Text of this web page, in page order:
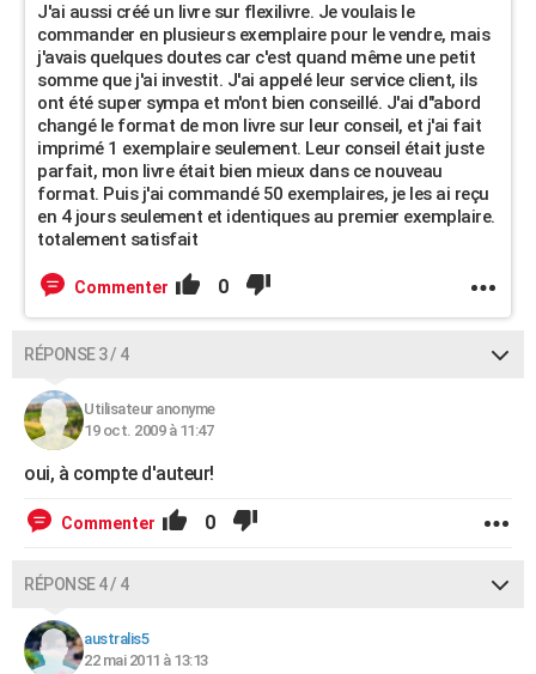
J'ai aussi créé un livre sur flexilivre. Je voulais le
commander en plusieurs exemplaire pour le vendre, mais
j'avais quelques doutes car c'est quand même une petit
somme que j'ai investit. J'ai appelé leur service client, ils
ont été super sympa et m'ont bien conseillé. J'ai d"abord
changé le format de mon livre sur leur conseil, et j'ai fait
imprimé 1 exemplaire seulement. Leur conseil était juste
parfait, mon livre était bien mieux dans ce nouveau
format. Puis j'ai commandé 50 exemplaires, je les ai reçu
en 4 jours seulement et identiques au premier exemplaire.
totalement satisfait
Commenter 0
RÉPONSE 3 / 4
Utilisateur anonyme
19 oct. 2009 à 11:47
oui, à compte d'auteur!
Commenter 0
RÉPONSE 4 / 4
australis5
22 mai 2011 à 13:13